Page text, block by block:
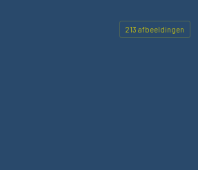
213 afbeeldingen